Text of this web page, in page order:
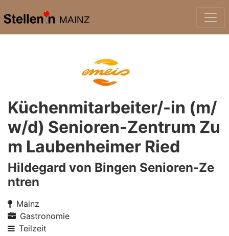
MAINZ
Küchenmitarbeiter/-in (m/
w/d) Senioren-Zentrum Zu
m Laubenheimer Ried
Hildegard von Bingen Senioren-Ze
ntren
Mainz
Gastronomie
Teilzeit